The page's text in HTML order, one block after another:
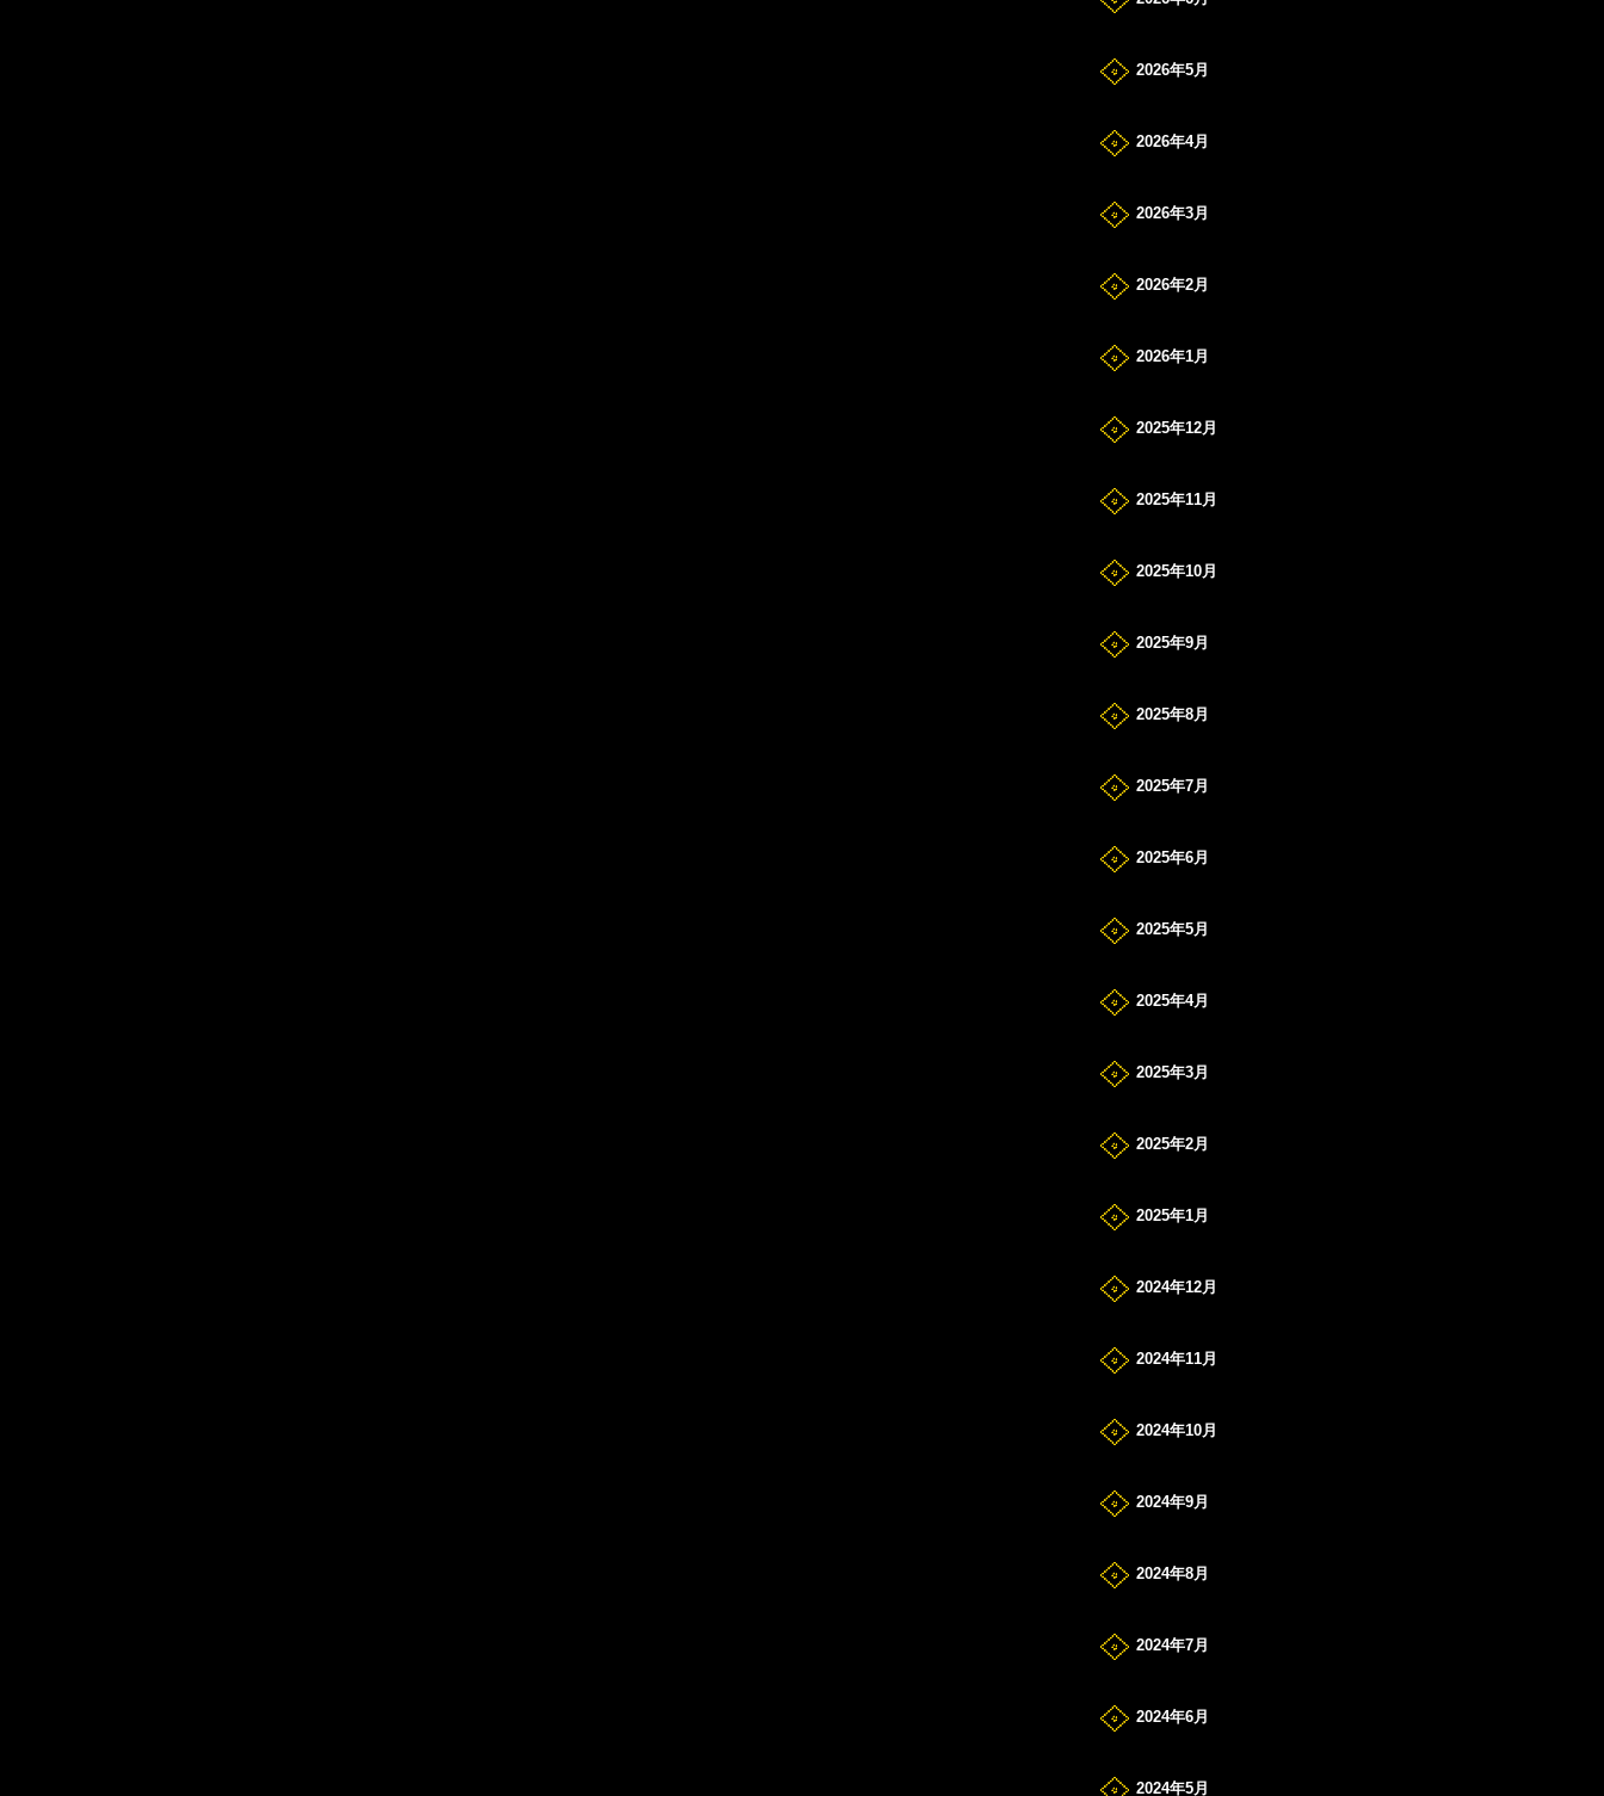
2026年5月
2026年4月
2026年3月
2026年2月
2026年1月
2025年12月
2025年11月
2025年10月
2025年9月
2025年8月
2025年7月
2025年6月
2025年5月
2025年4月
2025年3月
2025年2月
2025年1月
2024年12月
2024年11月
2024年10月
2024年9月
2024年8月
2024年7月
2024年6月
2024年5月